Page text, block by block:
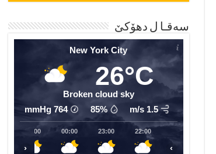
سەقـا ل دھۆکێ
New York City
26°C
Broken cloud sky
1.5 m/s
85%
764
mmHg
22:00
23:00
00:00
01:00
‹ ›